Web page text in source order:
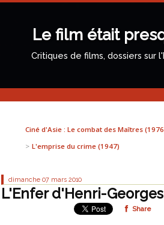
Le film était
Critiques de films, dossiers sur
Ciné d'Asie : Le combat des Maîtres
L'emprise du crime (1947)
dimanche 07 mars 2010
L'Enfer d'Henri-
Share